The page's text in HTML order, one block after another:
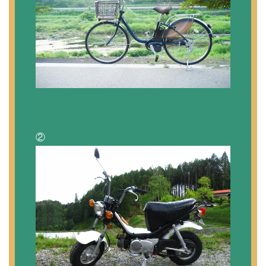
②